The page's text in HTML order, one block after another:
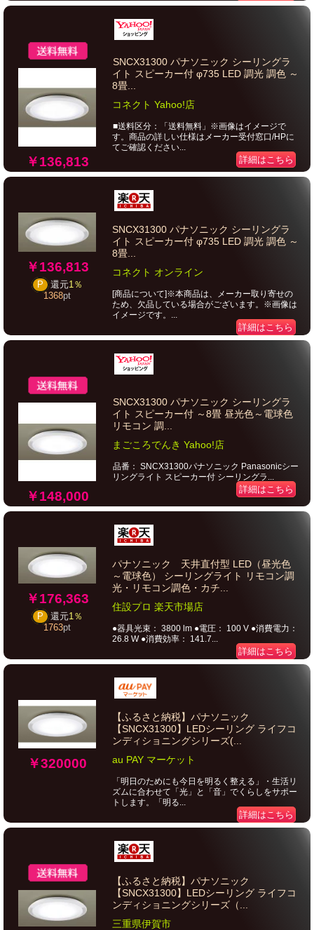
￥136,813
SNCX31300 パナソニック シーリングラ
イト スピーカー付 φ735 LED 調光 調色 ～
8畳...
コネクト Yahoo!店
■送料区分：「送料無料」※画像はイメージで
す。商品の詳しい仕様はメーカー受付窓口/HPに
てご確認ください...
詳細はこちら
￥136,813
P 還元1％
1368pt
SNCX31300 パナソニック シーリングラ
イト スピーカー付 φ735 LED 調光 調色 ～
8畳...
コネクト オンライン
[商品について]※本商品は、メーカー取り寄せの
ため、欠品している場合がございます。※画像は
イメージです。...
詳細はこちら
￥148,000
SNCX31300 パナソニック シーリングラ
イト スピーカー付 ～8畳 昼光色～電球色
リモコン 調...
まごころでんき Yahoo!店
品番： SNCX31300パナソニック Panasonicシー
リングライト スピーカー付 シーリングラ...
詳細はこちら
￥176,363
P 還元1％
1763pt
パナソニック 天井直付型 LED（昼光色
～電球色） シーリングライト リモコン調
光・リモコン調色・カチ...
住設プロ 楽天市場店
●器具光束： 3800 lm ●電圧： 100 V ●消費電力：
26.8 W ●消費効率： 141.7...
詳細はこちら
￥320000
【ふるさと納税】パナソニック
【SNCX31300】LEDシーリング ライフコ
ンディショニングシリーズ(...
au PAY マーケット
「明日のためにも今日を明るく整える」・生活リ
ズムに合わせて「光」と「音」でくらしをサポー
トします。「明る...
詳細はこちら
【ふるさと納税】パナソニック
【SNCX31300】LEDシーリング ライフコ
ンディショニングシリーズ（...
三重県伊賀市